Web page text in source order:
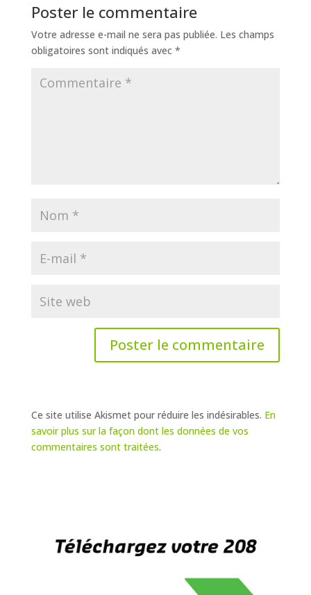
Poster le commentaire
Votre adresse e-mail ne sera pas publiée. Les champs
obligatoires sont indiqués avec *
Ce site utilise Akismet pour réduire les indésirables. En
savoir plus sur la façon dont les données de vos
commentaires sont traitées.